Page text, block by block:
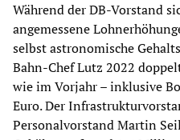
Während der DB-Vorstand
angemessene
selbst astronomische
Bahn-Chef Lutz 2022
wie im Vorjahr – inklusive
Euro. Der
Personalvorstand Martin